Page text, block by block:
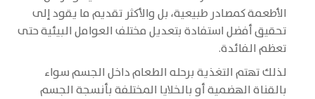
الأطعمة كمصادر طبيعية، بل والأكثر تقديم ما يقود إلى
تحقيق أفضل استفادة بتعديل مختلف العوامل البيئية حتى
تعظم الفائدة.
لذلك تهتم التغذية برحله الطعام داخل الجسم سواء
بالقناة الهضمية أو بالخلايا المختلفة بأنسجة الجسم